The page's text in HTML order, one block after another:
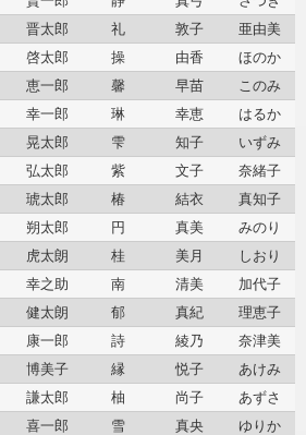
晋太郎 礼 敦子
亜由美
啓太郎 操 由香
ほのか
恵一郎 馨 早苗
このみ
幸一郎 琳 幸恵
はるか
晃太郎 雫 知子
いずみ
弘太郎 紫 文子
奈緒子
琥太郎 椿 結衣
真知子
朔太郎 円 真美
みのり
虎太朗 桂 美月
しおり
幸之助 南 清美
加代子
健太朗 郁 真紀
理恵子
康一郎 詩 綾乃
奈津美
博美子 縁 悦子
あけみ
謙太郎 柚 尚子
あずさ
喜一郎 雪 真央
ゆりか